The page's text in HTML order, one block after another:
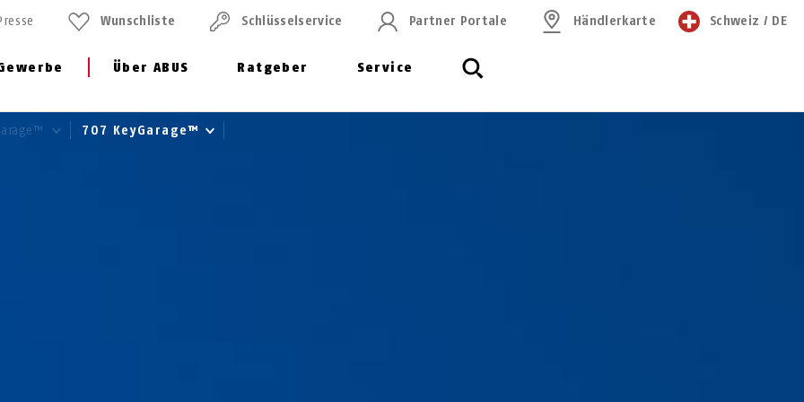
Über ABUS Ratgeber Service
Wunschliste Schlüssel­service Partner Portale Händlerkarte Schweiz / DE
707 KeyGarage™